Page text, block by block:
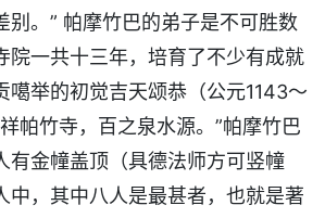
别。” 帕摩竹巴的弟子是不可胜数
院一共十三年，培育了不少有成就
噶举的初觉吉天颂恭（公元1143～
帕竹寺，百之泉水源。”帕摩竹巴
有金幢盖顶（具德法师方可竖幢
中，其中八人是最甚者，也就是著